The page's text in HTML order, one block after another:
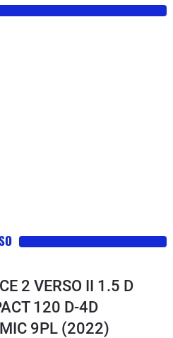
2 VERSO II 1.5 D
120 D-4D
9PL (2022)